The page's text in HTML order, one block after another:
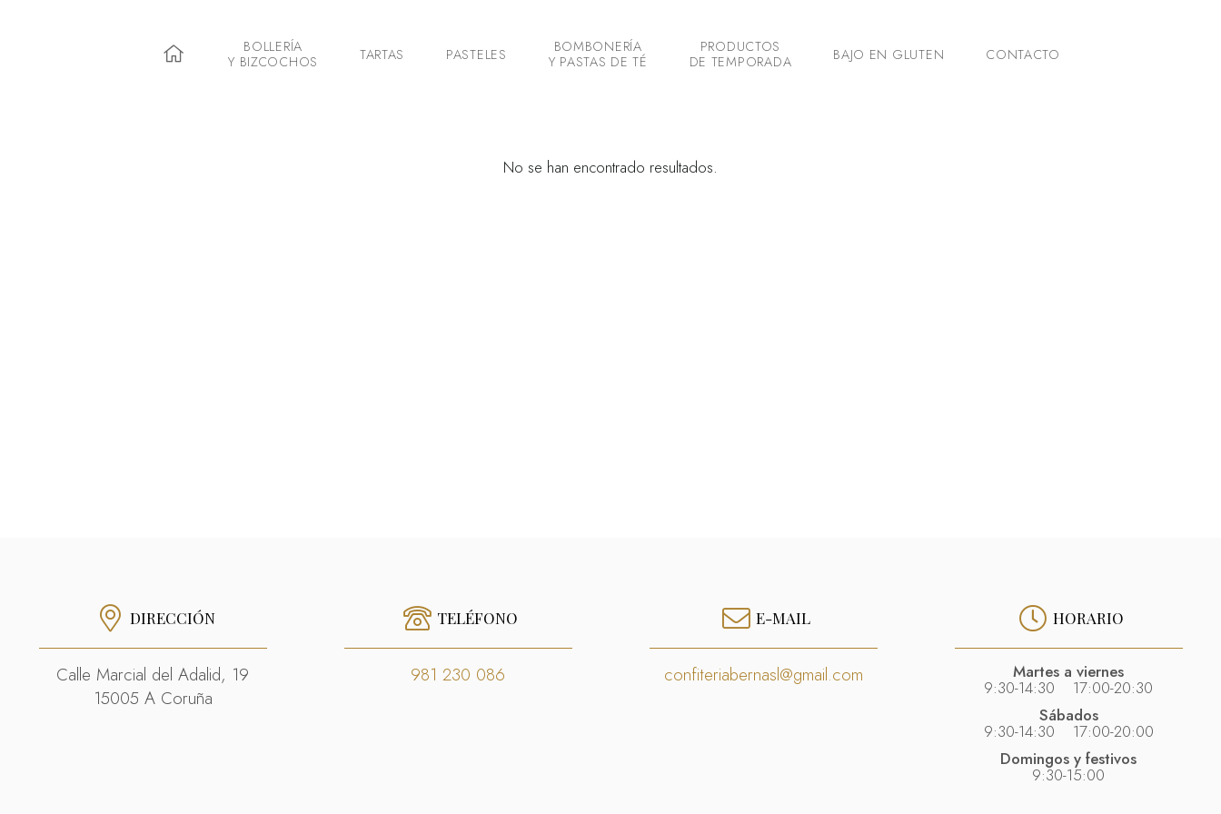
BOLLERÍA
Y BIZCOCHOS
TARTAS PASTELES
BOMBONERÍA
Y PASTAS DE TÉ
PRODUCTOS
DE TEMPORADA
BAJO EN GLUTEN CONTACTO
No se han encontrado resultados.
DIRECCIÓN
Calle Marcial del Adalid, 19
15005 A Coruña
TELÉFONO
981 230 086
E-MAIL
confiteriabernasl@gmail.com
HORARIO
Martes a viernes
9:30-14:30 17:00-20:30
Sábados
9:30-14:30 17:00-20:00
Domingos y festivos
9:30-15:00